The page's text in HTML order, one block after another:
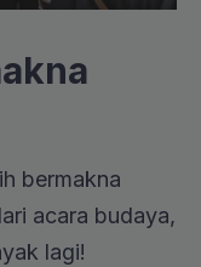
bermakna
acara budaya,
lagi!